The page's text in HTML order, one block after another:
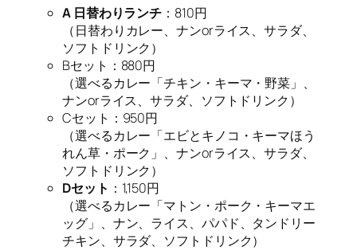
A 日替わりランチ ：810円
（日替わりカレー、ナンorライス、サラダ、
ソフトドリンク）
Bセット：880円
（選べるカレー「チキン・キーマ・野菜」、
ナンorライス、サラダ、ソフトドリンク）
Cセット：950円
（選べるカレー「エビとキノコ・キーマほう
れん草・ポーク」、ナンorライス、サラダ、
ソフトドリンク）
Dセット ：1,150円
（選べるカレー「マトン・ポーク・キーマエ
ッグ」、ナン、ライス、パパド、タンドリー
チキン、サラダ、ソフトドリンク）